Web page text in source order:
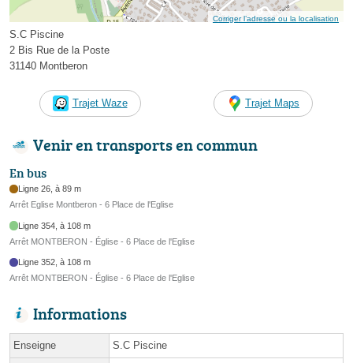
Corriger l’adresse ou la localisation
S.C Piscine
2 Bis Rue de la Poste
31140 Montberon
Trajet Waze Trajet Maps
Venir en transports en commun
En bus
Ligne 26, à 89 m
Arrêt Eglise Montberon - 6 Place de l'Eglise
Ligne 354, à 108 m
Arrêt MONTBERON - Église - 6 Place de l'Eglise
Ligne 352, à 108 m
Arrêt MONTBERON - Église - 6 Place de l'Eglise
Informations
Enseigne S.C Piscine